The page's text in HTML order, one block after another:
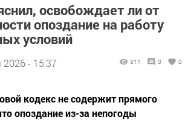
освобождает ли от
опоздание на работу
условий
2026 - 15:37 511 0 0
кодекс не содержит прямого
опоздание из-за непогоды